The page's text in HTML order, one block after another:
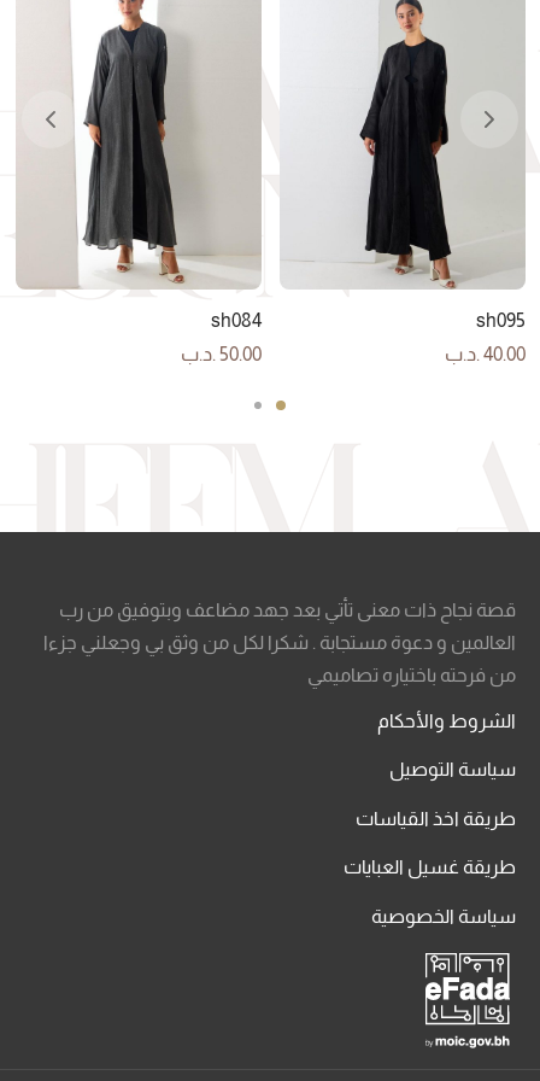
sh095
40.00 .د.ب
sh084
50.00 .د.ب
قصة نجاح ذات معنى تأتي بعد جهد مضاعف وبتوفيق من رب
العالمين و دعوة مستجابة . شكرا لكل من وثق بي وجعلني جزءا
من فرحته باختياره تصاميمي
الشروط والأحكام
سياسة التوصيل
طريقة اخذ القياسات
طريقة غسيل العبايات
سياسة الخصوصية